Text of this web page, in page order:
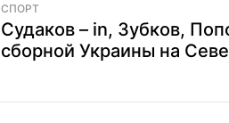
СПОРТ
Судаков – in, Зубков,
сборной Украины на